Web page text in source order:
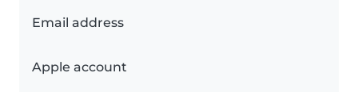
Email address
Apple account